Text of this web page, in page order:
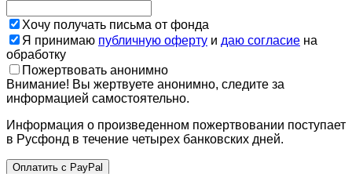
Хочу получать письма от фонда
Я принимаю публичную оферту и даю согласие на
обработку
Пожертвовать анонимно
Внимание! Вы жертвуете анонимно, следите за
информацией самостоятельно.
Информация о произведенном пожертвовании поступает
в Русфонд в течение четырех банковских дней.
Оплатить с PayPal